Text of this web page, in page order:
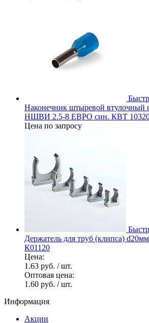
Наконечник штыревой втулочный
НШВИ 2.5-8 ЕВРО син. КВТ
Цена по запросу
Держатель для труб (клипса)
К01120
Цена:
1.63 руб. / шт.
Оптовая цена:
1.60 руб. / шт.
Информация
Акции